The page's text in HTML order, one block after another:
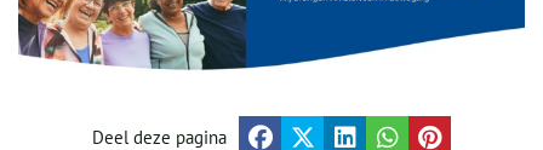
Deel deze pagina